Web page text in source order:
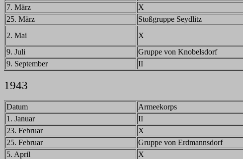
7. März
X
25. März
Stoßgruppe Seydlitz
2. Mai
X
9. Juli
Gruppe von Knobelsdorf
9. September
II
1943
Datum Armeekorps
1. Januar
II
23. Februar
X
25. Februar
Gruppe von Erdmannsdorf
5. April
X